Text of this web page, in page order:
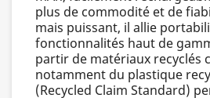
plus de commodité et de
mais puissant, il allie
fonctionnalités haut de
partir de matériaux recyclés
notamment du plastique
(Recycled Claim Standard)